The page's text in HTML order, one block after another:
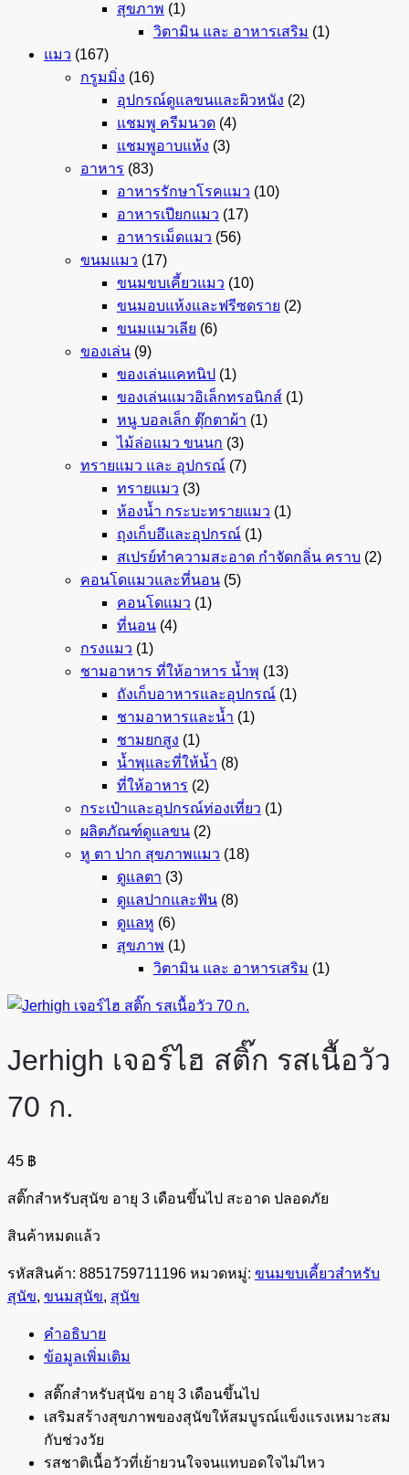
สุขภาพ (1)
วิตามิน และ อาหารเสริม (1)
แมว (167)
กรูมมิ่ง (16)
อุปกรณ์ดูแลขนและผิวหนัง (2)
แชมพู ครีมนวด (4)
แชมพูอาบแห้ง (3)
อาหาร (83)
อาหารรักษาโรคแมว (10)
อาหารเปียกแมว (17)
อาหารเม็ดแมว (56)
ขนมแมว (17)
ขนมขบเคี้ยวแมว (10)
ขนมอบแห้งและฟรีซดราย (2)
ขนมแมวเลีย (6)
ของเล่น (9)
ของเล่นแคทนิป (1)
ของเล่นแมวอิเล็กทรอนิกส์ (1)
หนู บอลเล็ก ตุ๊กตาผ้า (1)
ไม้ล่อแมว ขนนก (3)
ทรายแมว และ อุปกรณ์ (7)
ทรายแมว (3)
ห้องน้ำ กระบะทรายแมว (1)
ถุงเก็บอึและอุปกรณ์ (1)
สเปรย์ทำความสะอาด กำจัดกลิ่น คราบ (2)
คอนโดแมวและที่นอน (5)
คอนโดแมว (1)
ที่นอน (4)
กรงแมว (1)
ชามอาหาร ที่ให้อาหาร น้ำพุ (13)
ถังเก็บอาหารและอุปกรณ์ (1)
ชามอาหารและน้ำ (1)
ชามยกสูง (1)
น้ำพุและที่ให้น้ำ (8)
ที่ให้อาหาร (2)
กระเป๋าและอุปกรณ์ท่องเที่ยว (1)
ผลิตภัณฑ์ดูแลขน (2)
หู ตา ปาก สุขภาพแมว (18)
ดูแลตา (3)
ดูแลปากและฟัน (8)
ดูแลหู (6)
สุขภาพ (1)
วิตามิน และ อาหารเสริม (1)
Jerhigh เจอร์ไฮ สติ๊ก รสเนื้อวัว
70 ก.
45 ฿
สติ๊กสำหรับสุนัข อายุ 3 เดือนขึ้นไป สะอาด ปลอดภัย
สินค้าหมดแล้ว
รหัสสินค้า: 8851759711196 หมวดหมู่: ขนมขบเคี้ยวสำหรับ
สุนัข, ขนมสุนัข, สุนัข
คำอธิบาย
ข้อมูลเพิ่มเติม
สติ๊กสำหรับสุนัข อายุ 3 เดือนขึ้นไป
เสริมสร้างสุขภาพของสุนัขให้สมบูรณ์แข็งแรงเหมาะสม
กับช่วงวัย
รสชาติเนื้อวัวที่เย้ายวนใจจนแทบอดใจไม่ไหว